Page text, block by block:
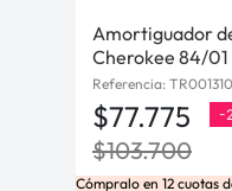
Amortiguador
Cherokee 84/01
Referencia:
$77.775 -
$103.700
Cómpralo en 12 cuotas